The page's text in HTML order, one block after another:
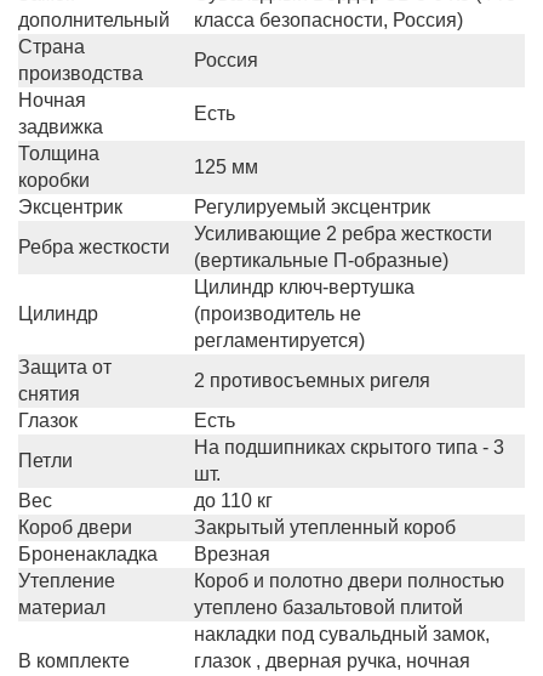
дополнительный
класса безопасности, Россия)
Страна
производства
Россия
Ночная
задвижка
Есть
Толщина
коробки
125 мм
Эксцентрик
Регулируемый эксцентрик
Ребра жесткости
Усиливающие 2 ребра жесткости
(вертикальные П-образные)
Цилиндр
Цилиндр ключ-вертушка
(производитель не
регламентируется)
Защита от
снятия
2 противосъемных ригеля
Глазок
Есть
Петли
На подшипниках скрытого типа - 3
шт.
Вес
до 110 кг
Короб двери
Закрытый утепленный короб
Броненакладка
Врезная
Утепление
материал
Короб и полотно двери полностью
утеплено базальтовой плитой
В комплекте
накладки под сувальдный замок,
глазок , дверная ручка, ночная